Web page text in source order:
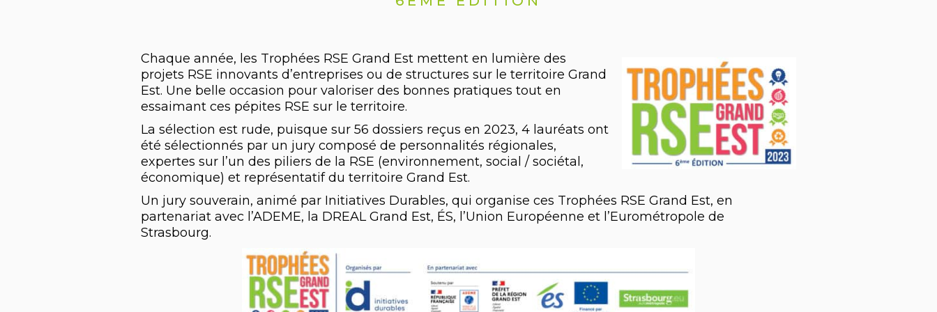
Chaque année, les Trophées RSE Grand Est mettent en lumière des
projets RSE innovants d’entreprises ou de structures sur le territoire Grand
Est. Une belle occasion pour valoriser des bonnes pratiques tout en
essaimant ces pépites RSE sur le territoire.
La sélection est rude, puisque sur 56 dossiers reçus en 2023, 4 lauréats ont
été sélectionnés par un jury composé de personnalités régionales,
expertes sur l’un des piliers de la RSE (environnement, social / sociétal,
économique) et représentatif du territoire Grand Est.
Un jury souverain, animé par Initiatives Durables, qui organise ces Trophées RSE Grand Est, en
partenariat avec l’ADEME, la DREAL Grand Est, ÉS, l’Union Européenne et l’Eurométropole de
Strasbourg.